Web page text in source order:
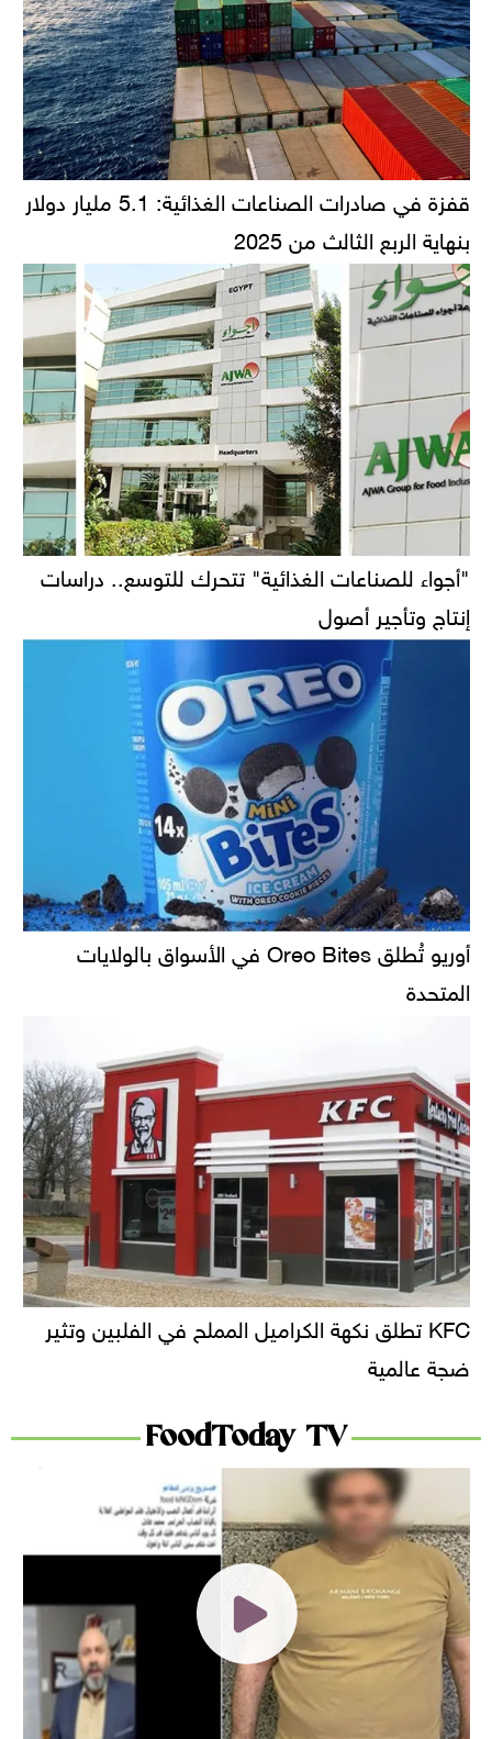
قفزة في صادرات الصناعات الغذائية: 5.1 مليار دولار
بنهاية الربع الثالث من 2025
"أجواء للصناعات الغذائية" تتحرك للتوسع.. دراسات
إنتاج وتأجير أصول
أوريو تُطلق Oreo Bites في الأسواق بالولايات
المتحدة
KFC تطلق نكهة الكراميل المملح في الفلبين وتثير
ضجة عالمية
FoodToday TV